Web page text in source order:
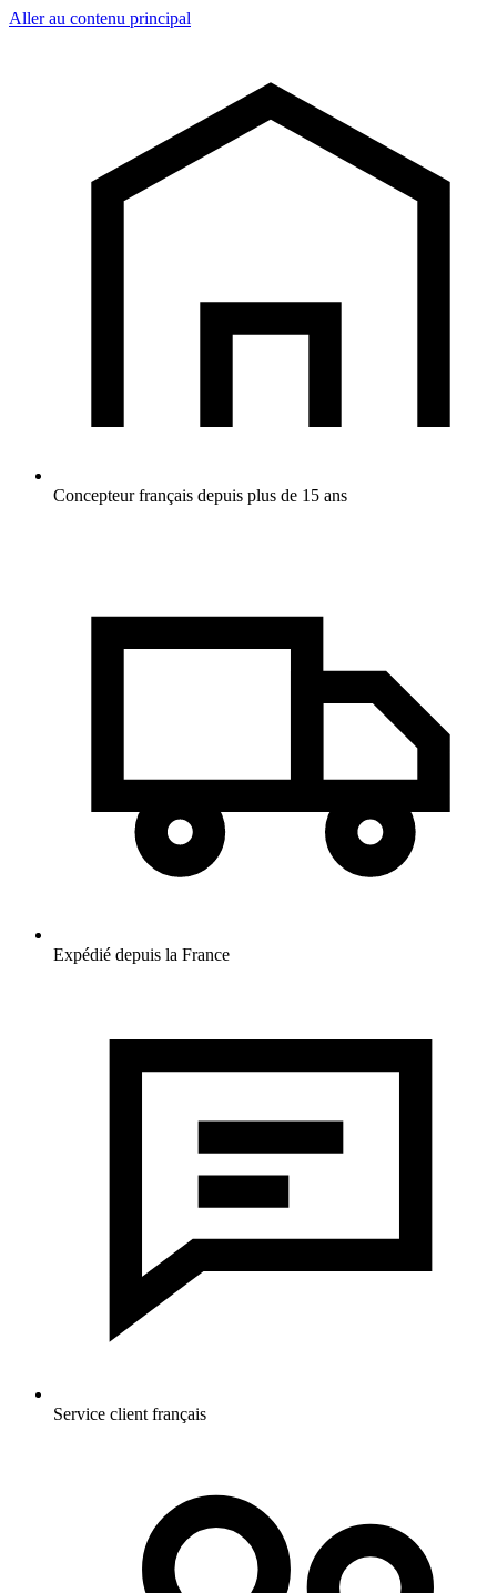
Aller au contenu principal
Concepteur français depuis plus de 15 ans
Expédié depuis la France
Service client français